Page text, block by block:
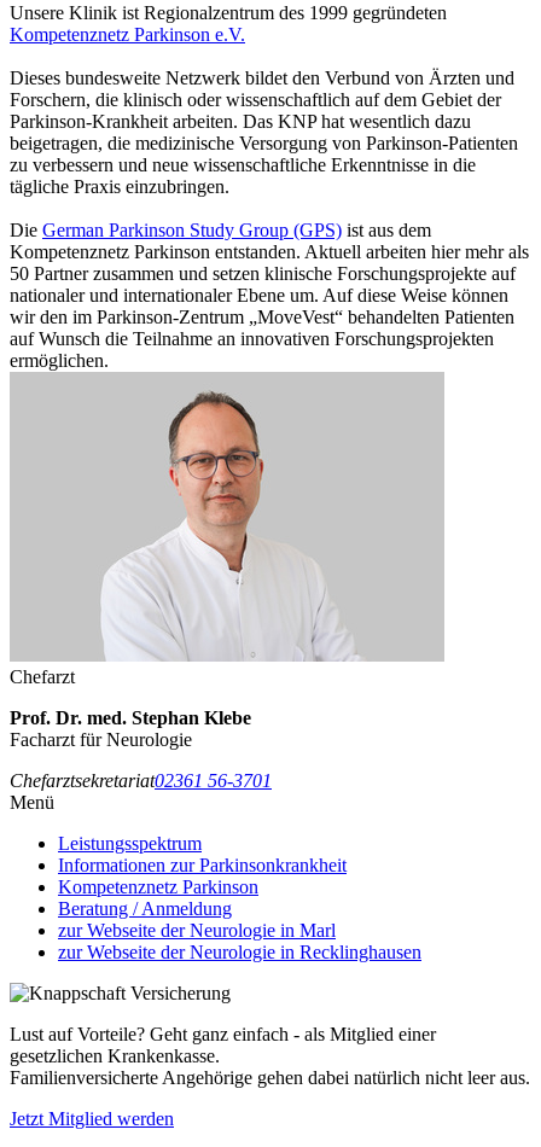
Unsere Klinik ist Regionalzentrum des 1999 gegründeten
Kompetenznetz Parkinson e.V.
Dieses bundesweite Netzwerk bildet den Verbund von Ärzten und
Forschern, die klinisch oder wissenschaftlich auf dem Gebiet der
Parkinson-Krankheit arbeiten. Das KNP hat wesentlich dazu
beigetragen, die medizinische Versorgung von Parkinson-Patienten
zu verbessern und neue wissenschaftliche Erkenntnisse in die
tägliche Praxis einzubringen.
Die German Parkinson Study Group (GPS) ist aus dem
Kompetenznetz Parkinson entstanden. Aktuell arbeiten hier mehr als
50 Partner zusammen und setzen klinische Forschungsprojekte auf
nationaler und internationaler Ebene um. Auf diese Weise können
wir den im Parkinson-Zentrum „MoveVest“ behandelten Patienten
auf Wunsch die Teilnahme an innovativen Forschungsprojekten
ermöglichen.
Chefarzt
Prof. Dr. med. Stephan Klebe
Facharzt für Neurologie
Chefarztsekretariat02361 56-3701
Menü
Leistungsspektrum
Informationen zur Parkinsonkrankheit
Kompetenznetz Parkinson
Beratung / Anmeldung
zur Webseite der Neurologie in Marl
zur Webseite der Neurologie in Recklinghausen
Lust auf Vorteile? Geht ganz einfach - als Mitglied einer
gesetzlichen Krankenkasse.
Familienversicherte Angehörige gehen dabei natürlich nicht leer aus.
Jetzt Mitglied werden